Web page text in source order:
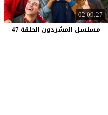
02:09:27
مسلسل المشردون الحلقة 47